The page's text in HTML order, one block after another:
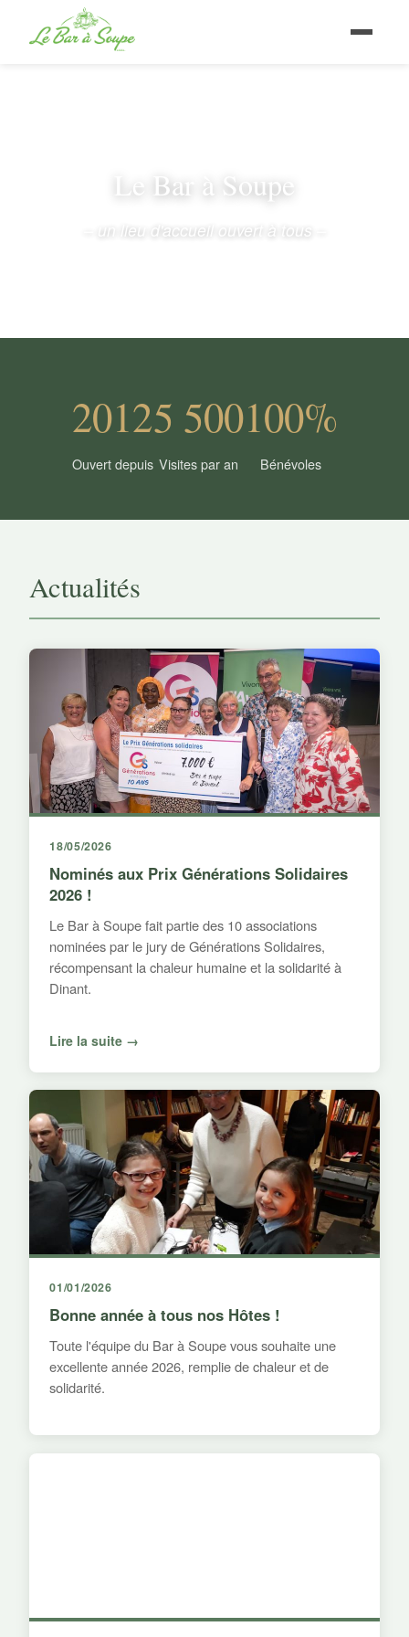
Le Bar à Soupe
– un lieu d'accueil ouvert à tous –
2012
Ouvert depuis
5 500
Visites par an
100%
Bénévoles
Actualités
18/05/2026
Nominés aux Prix Générations Solidaires
2026 !
Le Bar à Soupe fait partie des 10 associations
nominées par le jury de Générations Solidaires,
récompensant la chaleur humaine et la solidarité à
Dinant.
Lire la suite →
01/01/2026
Bonne année à tous nos Hôtes !
Toute l'équipe du Bar à Soupe vous souhaite une
excellente année 2026, remplie de chaleur et de
solidarité.